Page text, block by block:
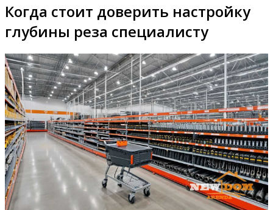
Когда стоит доверить настройку
глубины реза специалисту